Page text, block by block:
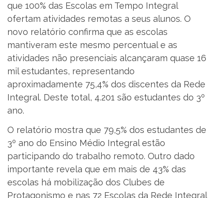
que 100% das Escolas em Tempo Integral
ofertam atividades remotas a seus alunos. O
novo relatório confirma que as escolas
mantiveram este mesmo percentual e as
atividades não presenciais alcançaram quase 16
mil estudantes, representando
aproximadamente 75,4% dos discentes da Rede
Integral. Deste total, 4.201 são estudantes do 3º
ano.
O relatório mostra que 79,5% dos estudantes de
3º ano do Ensino Médio Integral estão
participando do trabalho remoto. Outro dado
importante revela que em mais de 43% das
escolas há mobilização dos Clubes de
Protagonismo e nas 72 Escolas da Rede Integral